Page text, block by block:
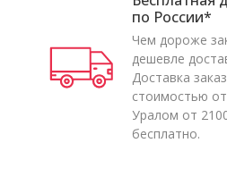
по России*
Чем дороже
дешевле
Доставка
стоимостью
Уралом от
бесплатно.